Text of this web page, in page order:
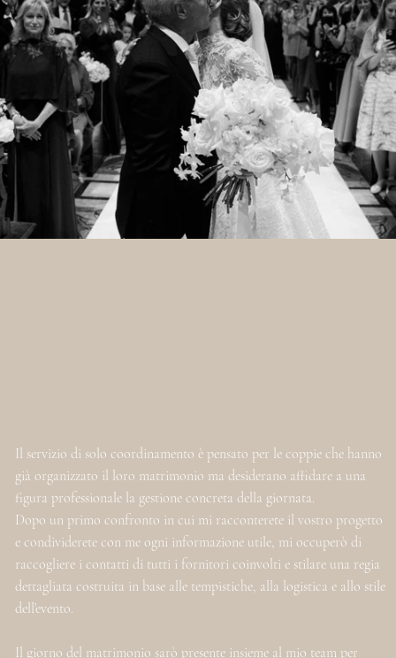
Il servizio di solo coordinamento è pensato per le coppie che hanno
già organizzato il loro matrimonio ma desiderano affidare a una
figura professionale la gestione concreta della giornata.
Dopo un primo confronto in cui mi racconterete il vostro progetto
e condividerete con me ogni informazione utile, mi occuperò di
raccogliere i contatti di tutti i fornitori coinvolti e stilare una regia
dettagliata costruita in base alle tempistiche, alla logistica e allo stile
dell’evento.
Il giorno del matrimonio sarò presente insieme al mio team per